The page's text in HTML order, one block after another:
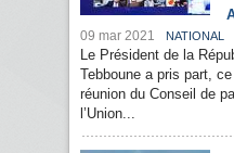
09 mar 2021 NATIONAL
Le Président de la
Tebboune a pris part,
réunion du Conseil de
l’Union...